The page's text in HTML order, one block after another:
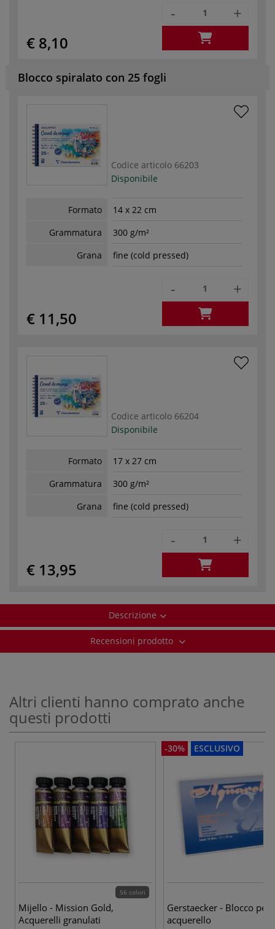
€ 8,10
- +
Blocco spiralato con 25 fogli
Codice articolo 66203
Disponibile
Formato
14 x 22 cm
Grammatura
300 g/m²
Grana
fine (cold pressed)
€ 11,50
- +
Codice articolo 66204
Disponibile
Formato
17 x 27 cm
Grammatura
300 g/m²
Grana
fine (cold pressed)
€ 13,95
- +
Descrizione
Recensioni prodotto
Altri clienti hanno comprato anche
questi prodotti
56 colori
Mijello - Mission Gold,
Acquerelli granulati
-30% ESCLUSIVO
Gerstaecker - Blocco per
acquerello